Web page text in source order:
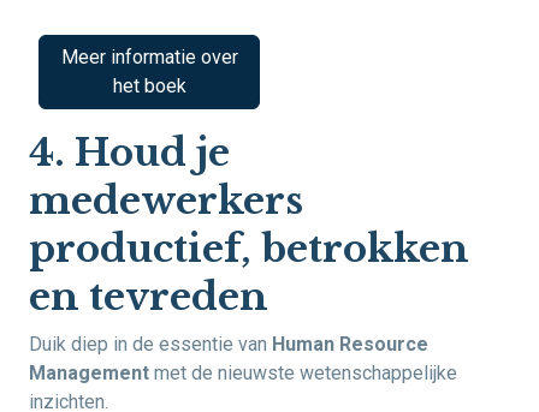
Meer informatie over
het boek
4. Houd je
medewerkers
productief, betrokken
en tevreden
Duik diep in de essentie van Human Resource
Management met de nieuwste wetenschappelijke
inzichten.